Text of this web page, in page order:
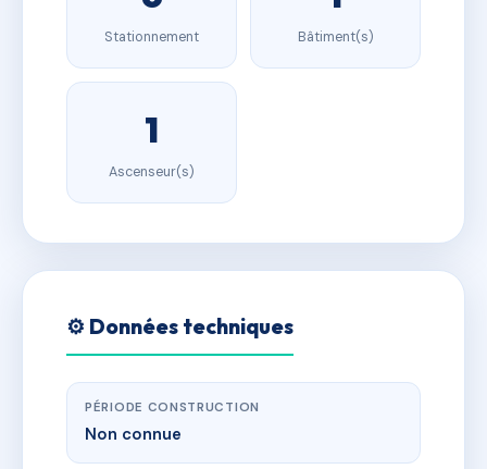
Stationnement Bâtiment(s)
1
Ascenseur(s)
⚙️ Données techniques
PÉRIODE CONSTRUCTION
Non connue